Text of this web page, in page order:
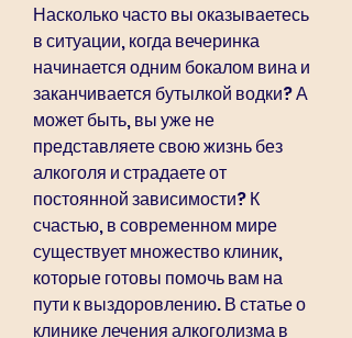
Насколько часто вы оказываетесь
в ситуации, когда вечеринка
начинается одним бокалом вина и
заканчивается бутылкой водки? А
может быть, вы уже не
представляете свою жизнь без
алкоголя и страдаете от
постоянной зависимости? К
счастью, в современном мире
существует множество клиник,
которые готовы помочь вам на
пути к выздоровлению. В статье о
клинике лечения алкоголизма в